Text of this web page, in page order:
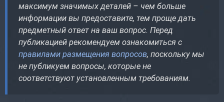
максимум значимых деталей – чем больше
информации вы предоставите, тем проще дать
предметный ответ на ваш вопрос. Перед
публикацией рекомендуем ознакомиться с
правилами размещения вопросов, поскольку мы
не публикуем вопросы, которые не
соответствуют установленным требованиям.